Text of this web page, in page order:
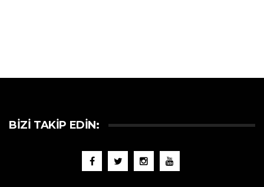
BIZI TAKIP EDIN: